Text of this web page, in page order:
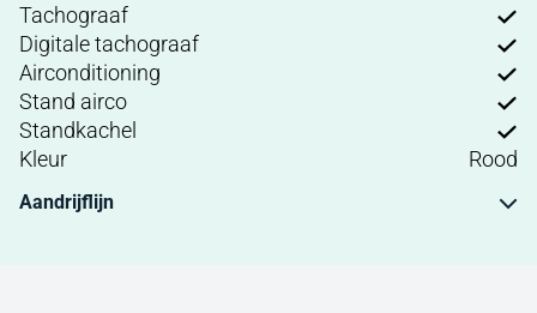
Tachograaf
Digitale tachograaf
Airconditioning
Stand airco
Standkachel
Kleur
Rood
Aandrijflijn